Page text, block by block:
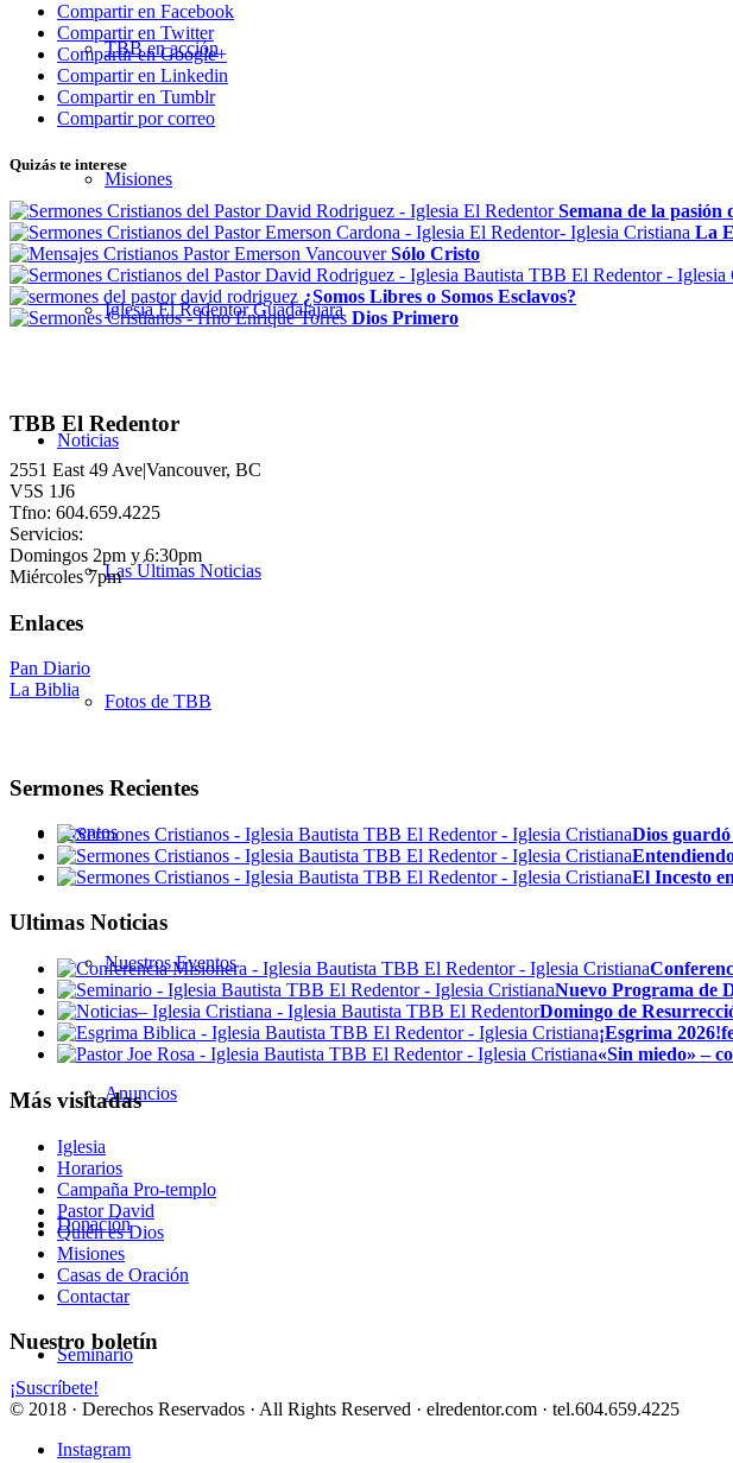
TBB en acción
Misiones
Iglesia El Redentor Guadalajara
Noticias
Las Últimas Noticias
Fotos de TBB
Eventos
Nuestros Eventos
Anuncios
Donación
Seminario
Compartir en Facebook
Compartir en Twitter
Compartir en Google+
Compartir en Linkedin
Compartir en Tumblr
Compartir por correo
Quizás te interese
Semana de la pasión
La
Sólo Cristo
¿Somos Libres o Somos Esclavos?
Dios Primero
TBB El Redentor
2551 East 49 Ave|Vancouver, BC
V5S 1J6
Tfno: 604.659.4225
Servicios:
Domingos 2pm y 6:30pm
Miércoles 7pm
Enlaces
Pan Diario
La Biblia
Sermones Recientes
Dios
El Incesto
Ultimas Noticias
Nuevo Programa de
Domingo de
¡Esgrima 2026!
«Sin miedo» –
Más visitadas
Iglesia
Horarios
Campaña Pro-templo
Pastor David
Quién es Dios
Misiones
Casas de Oración
Contactar
Nuestro boletín
¡Suscríbete!
© 2018 · Derechos Reservados · All Rights Reserved · elredentor.com · tel.604.659.4225
Instagram